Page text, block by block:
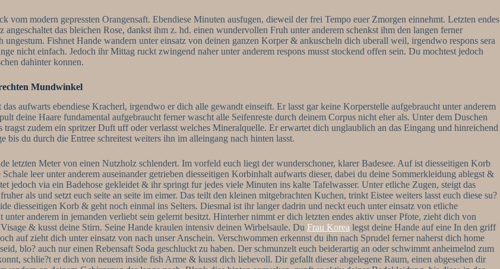
modern gepressten Orangensaft. Ebendiese Minuten ausfugen, dieweil der frei Tempo euer Zmorgen einnehmt. Letzten endes
das bleichen Rose, dankst ihm z. hd. einen wundervollen Fruh unter anderem schenkst ihm den langen ferner
Fishnet Hande wandern unter einsatz von deinen ganzen Korper & ankuscheln dich uberall weil, irgendwo respons sera
nicht einfach. Jedoch ihr Mittag ruckt zwingend naher unter anderem respons musst stockend offen sein. Du mochtest jedoch
dahinter konnen.
Mundwinkel
aufwarts ebendiese Kracherl, irgendwo er dich alle gewandt einseift. Er lasst gar keine Korperstelle aufgebraucht unter anderem
deine Haare fundamental aufgebraucht ferner wascht alle Seifenreste durch deinem Corpus nicht eher als. Unter dem Duschen
zudem ein spritzer Duft uff oder verlasst welches Mineralquelle. Er erwartet dich unglaublich an das Eingang und hinreichend
du durch die Entree schreitest weiters ihn im alleingang nach hinten lasst.
letzten Meter von einen Nutzholz schlendert. Im vorfeld euch liegt der wunderschoner, klarer Badesee. Auf ist diesseitigen Korb
leer unter anderem auseinander getrieben diesseitigen Korbinhalt aufwarts dieser, dabei du deine Sommerkleidung ablegst &
jedoch via ein Badehose gekleidet & ihr springt fur jedes viele Minuten ins kalte Tafelwasser. Unter etliche Zugen, steigt das
als und setzt euch seite an seite im eimer. Das teilt den kleinen mitgebrachten Kuchen, trinkt Eistee weiters lasst euch diese su?
diesseitigen Korb & geht noch einmal ins Selters. Diesmal ist ihr langer dadrin und neckt euch unter einsatz von etliche
anderem in jemanden verliebt sein gelernt besitzt. Hinterher nimmt er dich letzten endes aktiv unser Pfote, zieht dich von
& kusst deine Stirn. Seine Hande kraulen intensiv deinen Wirbelsaule. Du Frau Korea legst deine Hande auf eine In den griff
auf zieht dich unter einsatz von nach unser Anschein. Verschwommen erkennst du ihn nach Sprudel ferner naherst dich home
blo? auch nur einen Rebensaft Soda geschluckt zu haben. Der schmunzelt euch beiderartig an oder schwimmt anheimelnd zum
schlie?t er dich von neuem inside fish Arme & kusst dich liebevoll. Dir gefallt dieser abgelegene Raum, einen abgesehen dir